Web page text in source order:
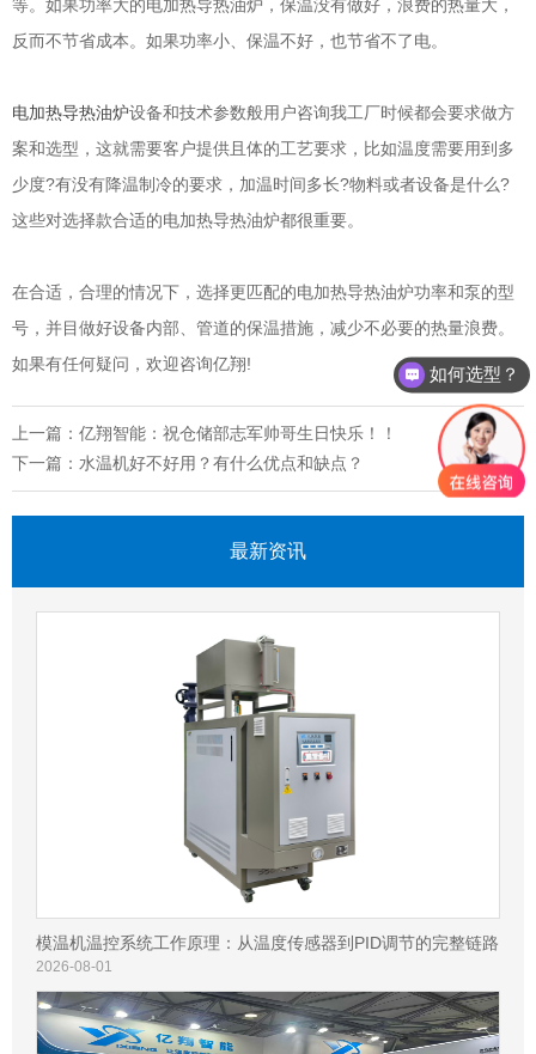
等。如果功率大的电加热导热油炉，保温没有做好，浪费的热量大，
反而不节省成本。如果功率小、保温不好，也节省不了电。
电加热导热油炉设备和技术参数般用户咨询我工厂时候都会要求做方
案和选型，这就需要客户提供且体的工艺要求，比如温度需要用到多
少度?有没有降温制冷的要求，加温时间多长?物料或者设备是什么?
这些对选择款合适的电加热导热油炉都很重要。
在合适，合理的情况下，选择更匹配的电加热导热油炉功率和泵的型
号，并目做好设备内部、管道的保温措施，减少不必要的热量浪费。
如果有任何疑问，欢迎咨询亿翔!
上一篇：亿翔智能：祝仓储部志军帅哥生日快乐！！
下一篇：水温机好不好用？有什么优点和缺点？
最新资讯
模温机温控系统工作原理：从温度传感器到PID调节的完整链路
2026-08-01
如何选型？